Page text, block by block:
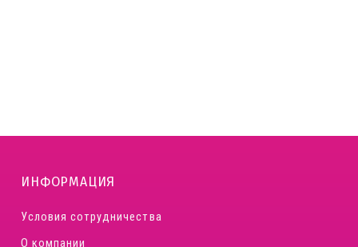
ИНФОРМАЦИЯ
Условия сотрудничества
О компании